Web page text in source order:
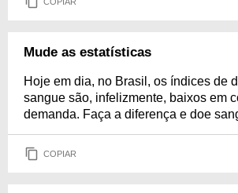
Mude as estatísticas
Hoje em dia, no Brasil, os índices de
sangue são, infelizmente, baixos em
demanda. Faça a diferença e doe
COPIAR